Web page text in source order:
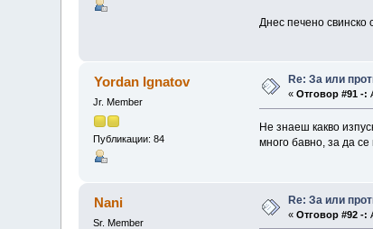
Днес печено свинско
Yordan Ignatov
Jr. Member
Публикации: 84
Re: За или
«Отговор #91 -:
Не знаеш какво
много бавно, за да
Nani
Sr. Member
Re: За или
«Отговор #92 -: